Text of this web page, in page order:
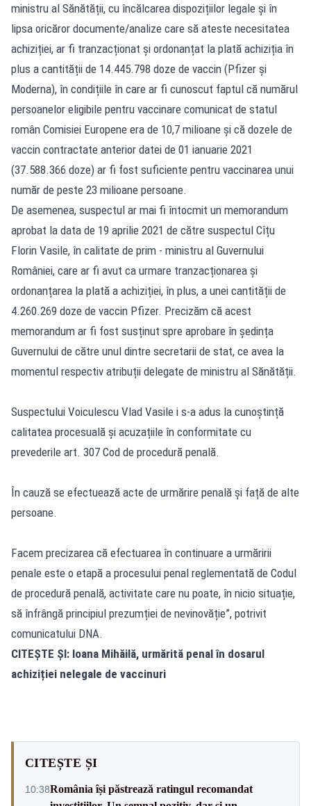
ministru al Sănătății, cu încălcarea dispozițiilor legale și în
lipsa oricăror documente/analize care să ateste necesitatea
achiziției, ar fi tranzacționat și ordonanțat la plată achiziția în
plus a cantității de 14.445.798 doze de vaccin (Pfizer și
Moderna), în condițiile în care ar fi cunoscut faptul că numărul
persoanelor eligibile pentru vaccinare comunicat de statul
român Comisiei Europene era de 10,7 milioane și că dozele de
vaccin contractate anterior datei de 01 ianuarie 2021
(37.588.366 doze) ar fi fost suficiente pentru vaccinarea unui
număr de peste 23 milioane persoane.
De asemenea, suspectul ar mai fi întocmit un memorandum
aprobat la data de 19 aprilie 2021 de către suspectul Cîțu
Florin Vasile, în calitate de prim - ministru al Guvernului
României, care ar fi avut ca urmare tranzacționarea și
ordonanțarea la plată a achiziției, în plus, a unei cantității de
4.260.269 doze de vaccin Pfizer. Precizăm că acest
memorandum ar fi fost susținut spre aprobare în ședința
Guvernului de către unul dintre secretarii de stat, ce avea la
momentul respectiv atribuții delegate de ministru al Sănătății.
Suspectului Voiculescu Vlad Vasile i s-a adus la cunoștință
calitatea procesuală și acuzațiile în conformitate cu
prevederile art. 307 Cod de procedură penală.
În cauză se efectuează acte de urmărire penală și față de alte
persoane.
Facem precizarea că efectuarea în continuare a urmăririi
penale este o etapă a procesului penal reglementată de Codul
de procedură penală, activitate care nu poate, în nicio situație,
să înfrângă principiul prezumției de nevinovăție”, potrivit
comunicatului DNA.
CITEȘTE ȘI: Ioana Mihăilă, urmărită penal în dosarul
achiziției nelegale de vaccinuri
CITEȘTE ȘI
10:38România își păstrează ratingul recomandat